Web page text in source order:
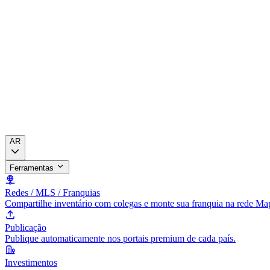
AR
Ferramentas
Redes / MLS / Franquias
Compartilhe inventário com colegas e monte sua franquia na rede
Publicação
Publique automaticamente nos portais premium de cada país.
Investimentos